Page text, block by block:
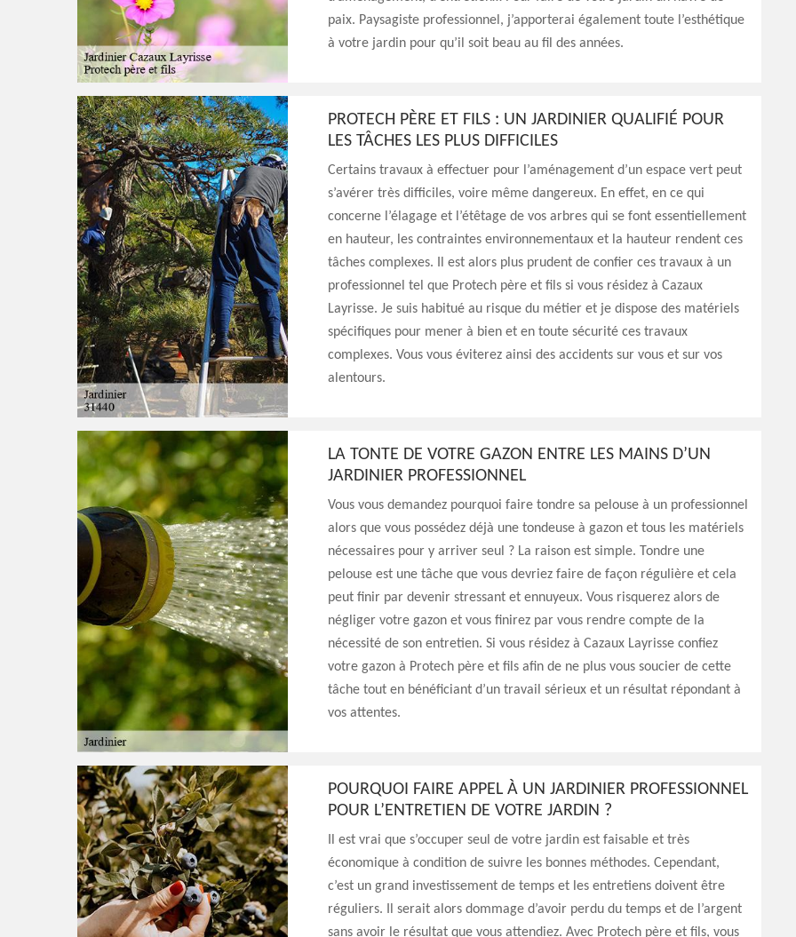
paix. Paysagiste professionnel, j’apporterai également toute l’esthétique
à votre jardin pour qu’il soit beau au fil des années.
PROTECH PÈRE ET FILS : UN JARDINIER QUALIFIÉ POUR
LES TÂCHES LES PLUS DIFFICILES
Certains travaux à effectuer pour l’aménagement d’un espace vert peut
s’avérer très difficiles, voire même dangereux. En effet, en ce qui
concerne l’élagage et l’étêtage de vos arbres qui se font essentiellement
en hauteur, les contraintes environnementaux et la hauteur rendent ces
tâches complexes. Il est alors plus prudent de confier ces travaux à un
professionnel tel que Protech père et fils si vous résidez à Cazaux
Layrisse. Je suis habitué au risque du métier et je dispose des matériels
spécifiques pour mener à bien et en toute sécurité ces travaux
complexes. Vous vous éviterez ainsi des accidents sur vous et sur vos
alentours.
LA TONTE DE VOTRE GAZON ENTRE LES MAINS D’UN
JARDINIER PROFESSIONNEL
Vous vous demandez pourquoi faire tondre sa pelouse à un professionnel
alors que vous possédez déjà une tondeuse à gazon et tous les matériels
nécessaires pour y arriver seul ? La raison est simple. Tondre une
pelouse est une tâche que vous devriez faire de façon régulière et cela
peut finir par devenir stressant et ennuyeux. Vous risquerez alors de
négliger votre gazon et vous finirez par vous rendre compte de la
nécessité de son entretien. Si vous résidez à Cazaux Layrisse confiez
votre gazon à Protech père et fils afin de ne plus vous soucier de cette
tâche tout en bénéficiant d’un travail sérieux et un résultat répondant à
vos attentes.
POURQUOI FAIRE APPEL À UN JARDINIER PROFESSIONNEL
POUR L’ENTRETIEN DE VOTRE JARDIN ?
Il est vrai que s’occuper seul de votre jardin est faisable et très
économique à condition de suivre les bonnes méthodes. Cependant,
c’est un grand investissement de temps et les entretiens doivent être
réguliers. Il serait alors dommage d’avoir perdu du temps et de l’argent
sans avoir le résultat que vous attendiez. Avec Protech père et fils, vous